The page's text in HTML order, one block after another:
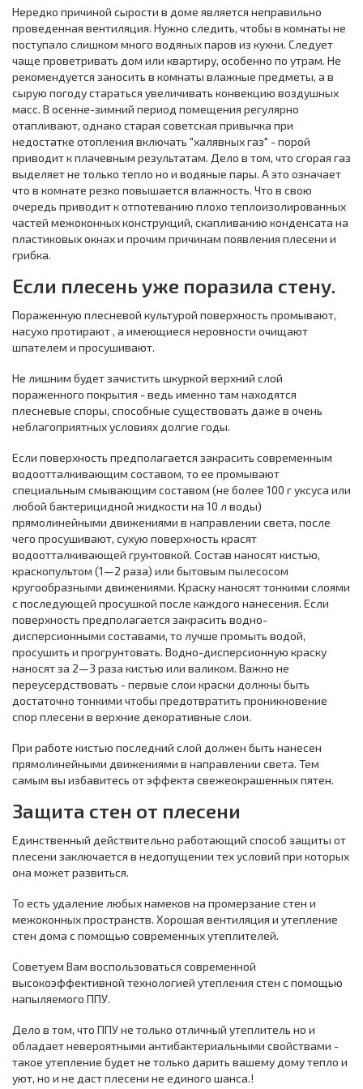
Нередко причиной сырости в доме является неправильно
проведенная вентиляция. Нужно следить, чтобы в комнаты не
поступало слишком много водяных паров из кухни. Следует
чаще проветривать дом или квартиру, особенно по утрам. Не
рекомендуется заносить в комнаты влажные предметы, а в
сырую погоду стараться увеличивать конвекцию воздушных
масс. В осенне-зимний период помещения регулярно
отапливают, однако старая советская привычка при
недостатке отопления включать "халявных газ" - порой
приводит к плачевным результатам. Дело в том, что сгорая газ
выделяет не только тепло но и водяные пары. А это означает
что в комнате резко повышается влажность. Что в свою
очередь приводит к отпотеванию плохо теплоизолированных
частей межоконных конструкций, скапливанию конденсата на
пластиковых окнах и прочим причинам появления плесени и
грибка.
Если плесень уже поразила стену.
Пораженную плесневой культурой поверхность промывают,
насухо протирают , а имеющиеся неровности очищают
шпателем и просушивают.
Не лишним будет зачистить шкуркой верхний слой
пораженного покрытия - ведь именно там находятся
плесневые споры, способные существовать даже в очень
неблагоприятных условиях долгие годы.
Если поверхность предполагается закрасить современным
водоотталкивающим составом, то ее промывают
специальным смывающим составом (не более 100 г уксуса или
любой бактерицидной жидкости на 10 л воды)
прямолинейными движениями в направлении света, после
чего просушивают, сухую поверхность красят
водоотталкивающей грунтовкой. Состав наносят кистью,
краскопультом (1—2 раза) или бытовым пылесосом
кругообразными движениями. Краску наносят тонкими слоями
с последующей просушкой после каждого нанесения. Если
поверхность предполагается закрасить водно-
дисперсионными составами, то лучше промыть водой,
просушить и прогрунтовать. Водно-дисперсионную краску
наносят за 2—3 раза кистью или валиком. Важно не
переусердствовать - первые слои краски должны быть
достаточно тонкими чтобы предотвратить проникновение
спор плесени в верхние декоративные слои.
При работе кистью последний слой должен быть нанесен
прямолинейными движениями в направлении света. Тем
самым вы избавитесь от эффекта свежеокрашенных пятен.
Защита стен от плесени
Единственный действительно работающий способ защиты от
плесени заключается в недопущении тех условий при которых
она может развиться.
То есть удаление любых намеков на промерзание стен и
межоконных пространств. Хорошая вентиляция и утепление
стен дома с помощью современных утеплителей.
Советуем Вам воспользоваться современной
высокоэффективной технологией утепления стен с помощью
напыляемого ППУ.
Дело в том, что ППУ не только отличный утеплитель но и
обладает невероятными антибактериальными свойствами -
такое утепление будет не только дарить вашему дому тепло и
уют, но и не даст плесени не единого шанса.!